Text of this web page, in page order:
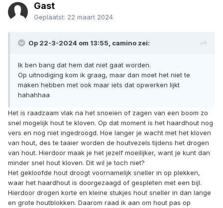
Gast
Geplaatst: 22 maart 2024
Op 22-3-2024 om 13:55, camino zei:
Ik ben bang dat hem dat niet gaat worden.
Op uitnodiging kom ik graag, maar dan moet het niet te
maken hebben met ook maar iets dat opwerken lijkt
hahahhaa
Het is raadzaam vlak na het snoeien of zagen van een boom zo
snel mogelijk hout te kloven. Op dat moment is het haardhout nog
vers en nog niet ingedroogd. Hoe langer je wacht met het kloven
van hout, des te taaier worden de houtvezels tijdens het drogen
van hout. Hierdoor maak je het jezelf moeilijker, want je kunt dan
minder snel hout kloven. Dit wil je toch niet?
Het gekloofde hout droogt voornamelijk sneller in op plekken,
waar het haardhout is doorgezaagd of gespleten met een bijl.
Hierdoor drogen korte en kleine stukjes hout sneller in dan lange
en grote houtblokken. Daarom raad ik aan om hout pas op